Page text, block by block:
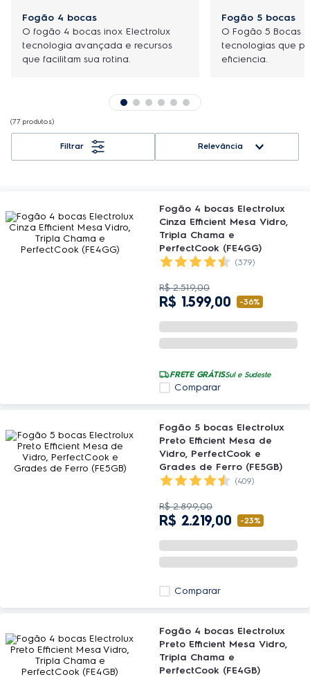
Fogão 4 bocas
O fogão 4 bocas inox Electrolux
tecnologia avançada e recursos
que facilitam sua rotina.
Fogão 5 bocas
O Fogão 5 Bocas
tecnologias que
eficiencia.
77 produtos
Relevância
Fogão 4 bocas Electrolux
Cinza Efficient Mesa Vidro,
Tripla Chama e
PerfectCook (FE4GG)
(379)
R$ 2.519,00
R$ 1.599,00 -36%
FRETE GRÁTISSul e Sudeste
Comparar
Fogão 5 bocas Electrolux
Preto Efficient Mesa de
Vidro, PerfectCook e
Grades de Ferro (FE5GB)
(409)
R$ 2.899,00
R$ 2.219,00 -23%
Comparar
Fogão 4 bocas Electrolux
Preto Efficient Mesa Vidro,
Tripla Chama e
PerfectCook (FE4GB)